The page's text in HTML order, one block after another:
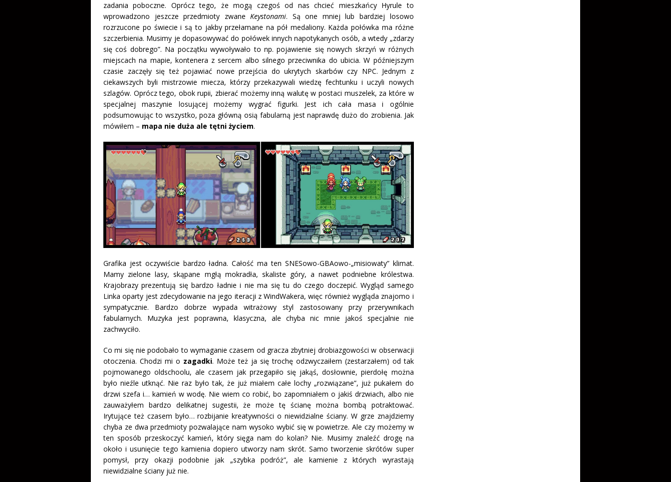
zadania poboczne. Oprócz tego, że mogą czegoś od nas chcieć mieszkańcy Hyrule to
wprowadzono jeszcze przedmioty zwaneKeystonami. Są one mniej lub bardziej losowo
rozrzucone po świecie i są to jakby przełamane na pół medaliony. Każda połówka ma różne
szczerbienia. Musimy je dopasowywać do połówek innych napotykanych osób, a wtedy „zdarzy
się coś dobrego”. Na początku wywoływało to np. pojawienie się nowych skrzyń w różnych
miejscach na mapie, kontenera z sercem albo silnego przeciwnika do ubicia. W późniejszym
czasie zaczęły się też pojawiać nowe przejścia do ukrytych skarbów czy NPC. Jednym z
ciekawszych byli mistrzowie miecza, którzy przekazywali wiedzę fechtunku i uczyli nowych
szlagów. Oprócz tego, obok rupii, zbierać możemy inną walutę w postaci muszelek, za które w
specjalnej maszynie losującej możemy wygrać figurki. Jest ich cała masa i ogólnie
podsumowując to wszystko, poza główną osią fabularną jest naprawdę dużo do zrobienia. Jak
mówiłem – mapa nie duża ale tętni życiem.
Grafika jest oczywiście bardzo ładna. Całość ma ten SNESowo-GBAowo-„misiowaty” klimat.
Mamy zielone lasy, skąpane mgłą mokradła, skaliste góry, a nawet podniebne królestwa.
Krajobrazy prezentują się bardzo ładnie i nie ma się tu do czego doczepić. Wygląd samego
Linka oparty jest zdecydowanie na jego iteracji z WindWakera, więc również wygląda znajomo i
sympatycznie. Bardzo dobrze wypada witrażowy styl zastosowany przy przerywnikach
fabularnych. Muzyka jest poprawna, klasyczna, ale chyba nic mnie jakoś specjalnie nie
zachwyciło.
Co mi się nie podobało to wymaganie czasem od gracza zbytniej drobiazgowości w obserwacji
otoczenia. Chodzi mi o zagadki. Może też ja się trochę odzwyczaiłem (zestarzałem) od tak
pojmowanego oldschoolu, ale czasem jak przegapiło się jakąś, dosłownie, pierdołę można
było nieźle utknąć. Nie raz było tak, że już miałem całe lochy „rozwiązane”, już pukałem do
drzwi szefa i… kamień w wodę. Nie wiem co robić, bo zapomniałem o jakiś drzwiach, albo nie
zauważyłem bardzo delikatnej sugestii, że może tę ścianę można bombą potraktować.
Irytujące też czasem było… rozbijanie kreatywności o niewidzialne ściany. W grze znajdziemy
chyba ze dwa przedmioty pozwalające nam wysoko wybić się w powietrze. Ale czy możemy w
ten sposób przeskoczyć kamień, który sięga nam do kolan? Nie. Musimy znaleźć drogę na
około i usunięcie tego kamienia dopiero utworzy nam skrót. Samo tworzenie skrótów super
pomysł, przy okazji podobnie jak „szybka podróż”, ale kamienie z których wyrastają
niewidzialne ściany już nie.